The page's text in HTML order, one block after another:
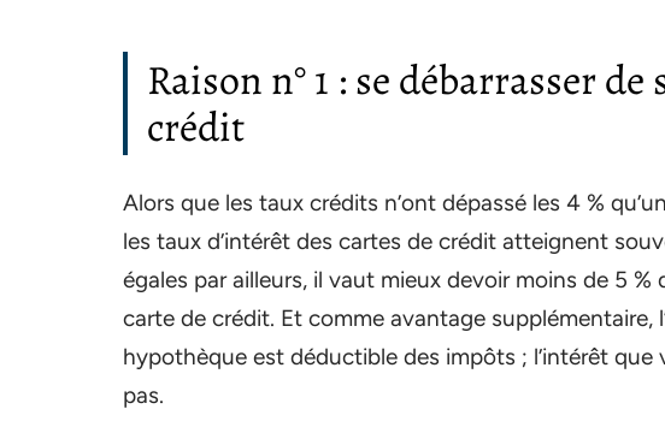
Raison n° 1 : se débarrasser
crédit
Alors que les taux crédits n’ont dépassé les 4 %
les taux d’intérêt des cartes de crédit atteignent
égales par ailleurs, il vaut mieux devoir moins de 5 %
carte de crédit. Et comme avantage supplémentaire,
hypothèque est déductible des impôts ; l’intérêt que
pas.